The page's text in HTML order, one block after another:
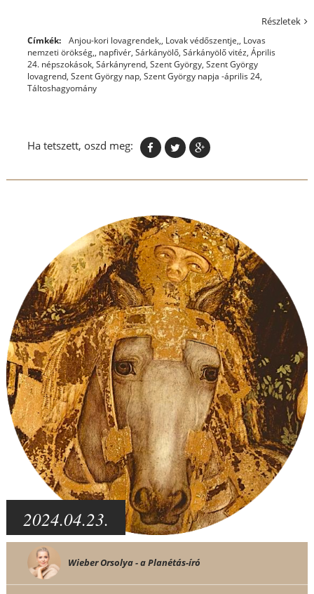
Részletek
Címkék: Anjou-kori lovagrendek,, Lovak védőszentje,, Lovas
nemzeti örökség,, napfivér, Sárkányölő, Sárkányölő vitéz, Április
24. népszokások, Sárkányrend, Szent György, Szent György
lovagrend, Szent György nap, Szent György napja -április 24,
Táltoshagyomány
Ha tetszett, oszd meg:
2024.04.23.
Wieber Orsolya - a Planétás-író